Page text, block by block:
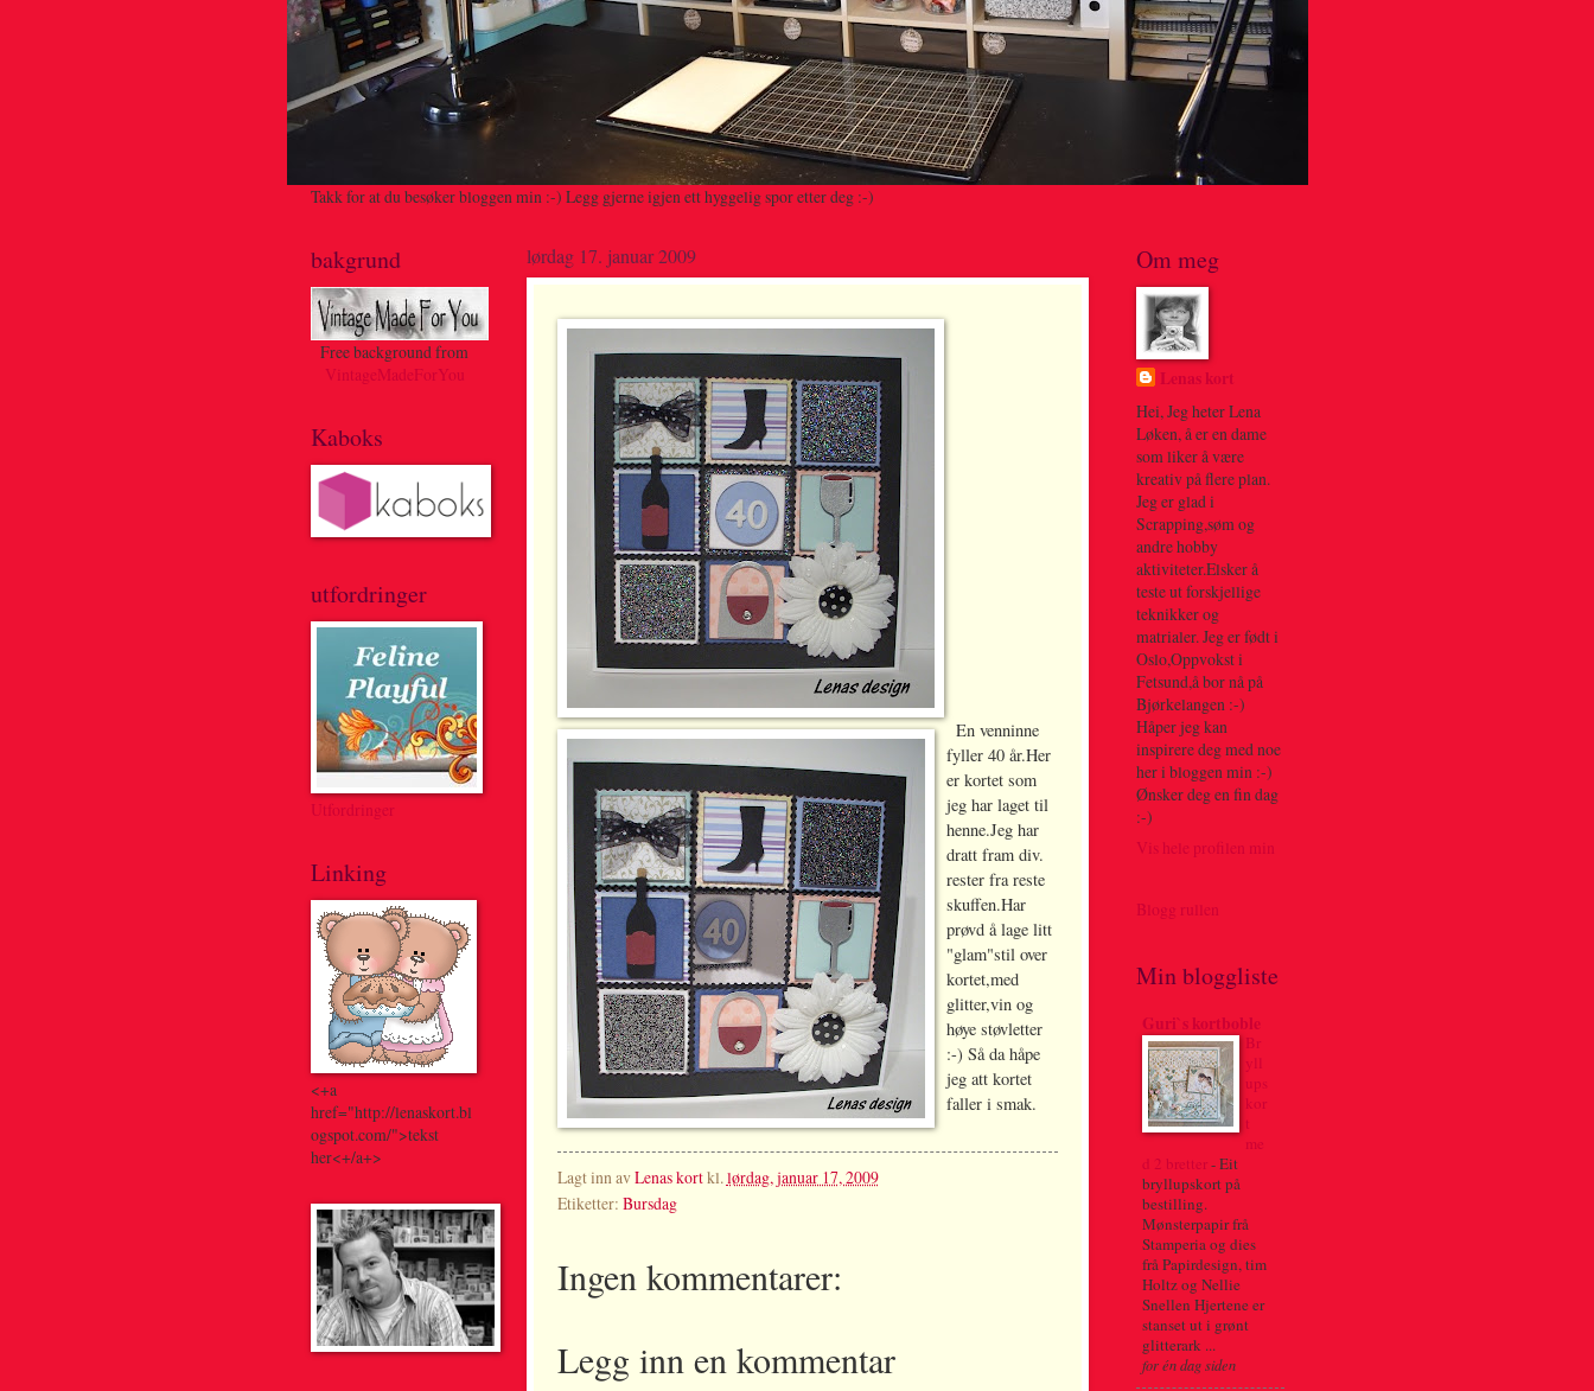
Takk for at du besøker bloggen min :-) Legg gjerne igjen ett hyggelig spor etter deg :-)
lørdag 17. januar 2009
En venninne
fyller40 år.Her
er kortet som
jeg har laget til
henne.Jeg har
dratt framdiv.
rester fra reste
skuffen.Har
prøvd å lage litt
"glam"stil over
kortet,med
glitter,vin og
høye støvletter
:-) Så da håpe
jeg att kortet
faller i smak.
Lagt inn avLenas kortkl. lørdag, januar 17, 2009
Etiketter: Bursdag
Ingen kommentarer:
Legg inn en kommentar
bakgrund
Free background from
VintageMadeForYou
Kaboks
utfordringer
Utfordringer
Linking
<+a
href="http://lenaskort.bl
ogspot.com/">tekst
her<+/a+>
Om meg
Lenas kort
Hei, Jeg heter Lena
Løken, å er en dame
som liker å være
kreativ på flere plan.
Jeg er glad i
Scrapping,søm og
andre hobby
aktiviteter.Elsker å
teste ut forskjellige
teknikker og
matrialer. Jeg er født i
Oslo,Oppvokst i
Fetsund,å bor nå på
Bjørkelangen :-)
Håper jeg kan
inspirere deg med noe
her i bloggen min :-)
Ønsker deg en fin dag
:-)
Vis hele profilen min
Blogg rullen
Min bloggliste
Guri`s kortboble
Br
yll
ups
kor
t
me
d 2 bretter-Eit
bryllupskort på
bestilling.
Mønsterpapir frå
Stamperia og dies
frå Papirdesign, tim
Holtz og Nellie
Snellen Hjertene er
stanset ut i grønt
glitterark ...
for én dag siden